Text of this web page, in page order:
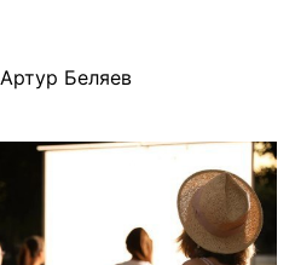
Артур Беляев